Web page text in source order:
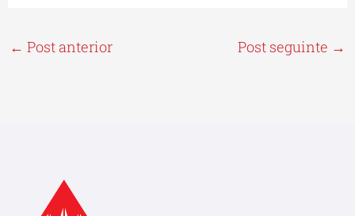
← Post anterior Post seguinte →